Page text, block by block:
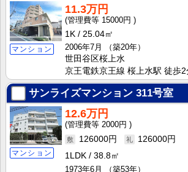
マンション
11.3万円
15000円
1K
25.04㎡
2006年7月
（築20年）
世田谷区桜上水
京王電鉄京王線 桜上水駅 徒歩2
サンライズマンション 311号室
マンション
12.6万円
2000円
126000円
126000円
1LDK
38.8㎡
1973年6月
（築53年）